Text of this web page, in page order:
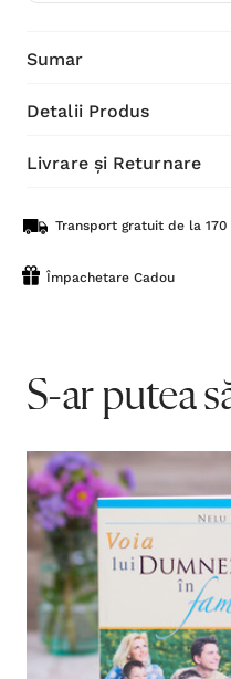
Sumar
Detalii Produs
Livrare și Returnare
Transport gratuit de la
Împachetare Cadou
S-ar putea